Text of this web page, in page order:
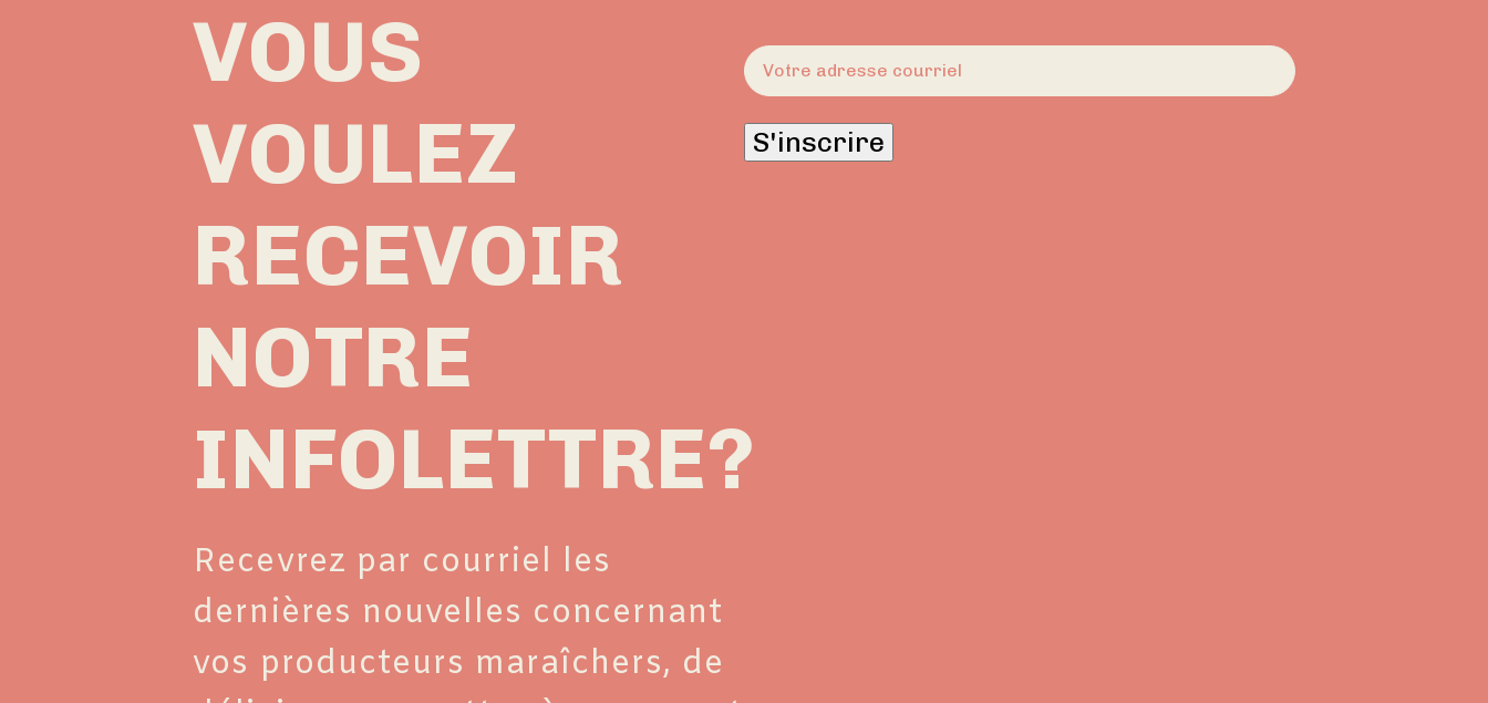
VOUS
VOULEZ
RECEVOIR
NOTRE
INFOLETTRE?
Recevrez par courriel les
dernières nouvelles concernant
vos producteurs maraîchers, de
E-
mail(Nécessaire)
S'inscrire